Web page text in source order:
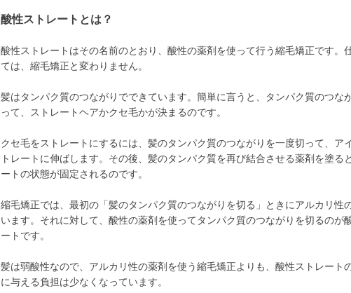
酸性ストレートとは？
酸性ストレートはその名前のとおり、酸性の薬剤を使って行う縮毛矯正です。
ては、縮毛矯正と変わりません。
髪はタンパク質のつながりでできています。簡単に言うと、タンパク質のつな
って、ストレートヘアかクセ毛かが決まるのです。
クセ毛をストレートにするには、髪のタンパク質のつながりを一度切って、ア
トレートに伸ばします。その後、髪のタンパク質を再び結合させる薬剤を塗る
ートの状態が固定されるのです。
縮毛矯正では、最初の「髪のタンパク質のつながりを切る」ときにアルカリ性
います。それに対して、酸性の薬剤を使ってタンパク質のつながりを切るのが
ートです。
髪は弱酸性なので、アルカリ性の薬剤を使う縮毛矯正よりも、酸性ストレート
に与える負担は少なくなっています。